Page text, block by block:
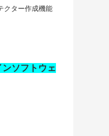
ソフトウェ